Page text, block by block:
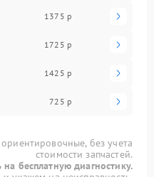
1375 р
1725 р
1425 р
725 р
без учета
стоимости запчастей.
на бесплатную диагностику.